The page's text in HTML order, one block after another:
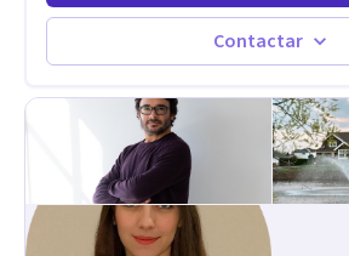
tipo de terapia para mi lo más
trabajo no solo con mis pacientes sino
núcleo familiar, social, académico. El
permite entrar más profundo logrando
raíz llevándonos a crear nuevas
espirituales, emocionales y físicas.
individual y cada situación por la que se
un problema sino una oportunidad para
desde otro punto de partida.
Contactar